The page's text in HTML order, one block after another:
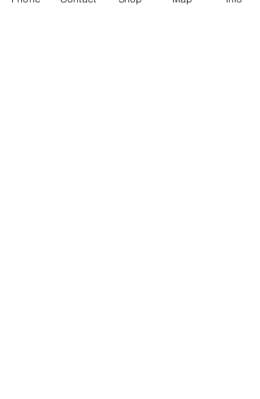
「Teladoc HEALTH」と接続した